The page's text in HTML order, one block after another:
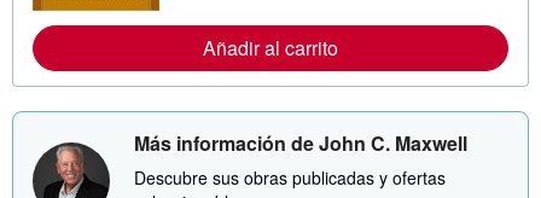
s
d
n
í
r
c
ó
s
b
Añadir al carrito
Más información de John C. Maxwell
Descubre sus obras publicadas y ofertas